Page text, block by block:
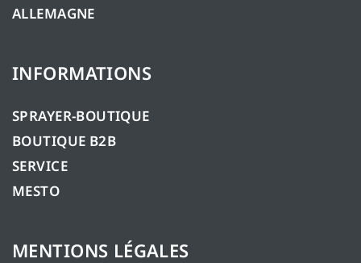
ALLEMAGNE
INFORMATIONS
SPRAYER-BOUTIQUE
BOUTIQUE B2B
SERVICE
MESTO
MENTIONS LÉGALES